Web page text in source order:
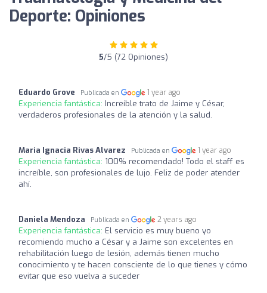
Deporte: Opiniones
5/5 (72 Opiniones)
Eduardo Grove Publicada en 1 year ago
Experiencia fantástica: Increíble trato de Jaime y César,
verdaderos profesionales de la atención y la salud.
Maria Ignacia Rivas Alvarez Publicada en 1 year ago
Experiencia fantástica: 100% recomendado! Todo el staff es
increíble, son profesionales de lujo. Feliz de poder atender
ahí.
Daniela Mendoza Publicada en 2 years ago
Experiencia fantástica: El servicio es muy bueno yo
recomiendo mucho a César y a Jaime son excelentes en
rehabilitación luego de lesión, además tienen mucho
conocimiento y te hacen consciente de lo que tienes y cómo
evitar que eso vuelva a suceder